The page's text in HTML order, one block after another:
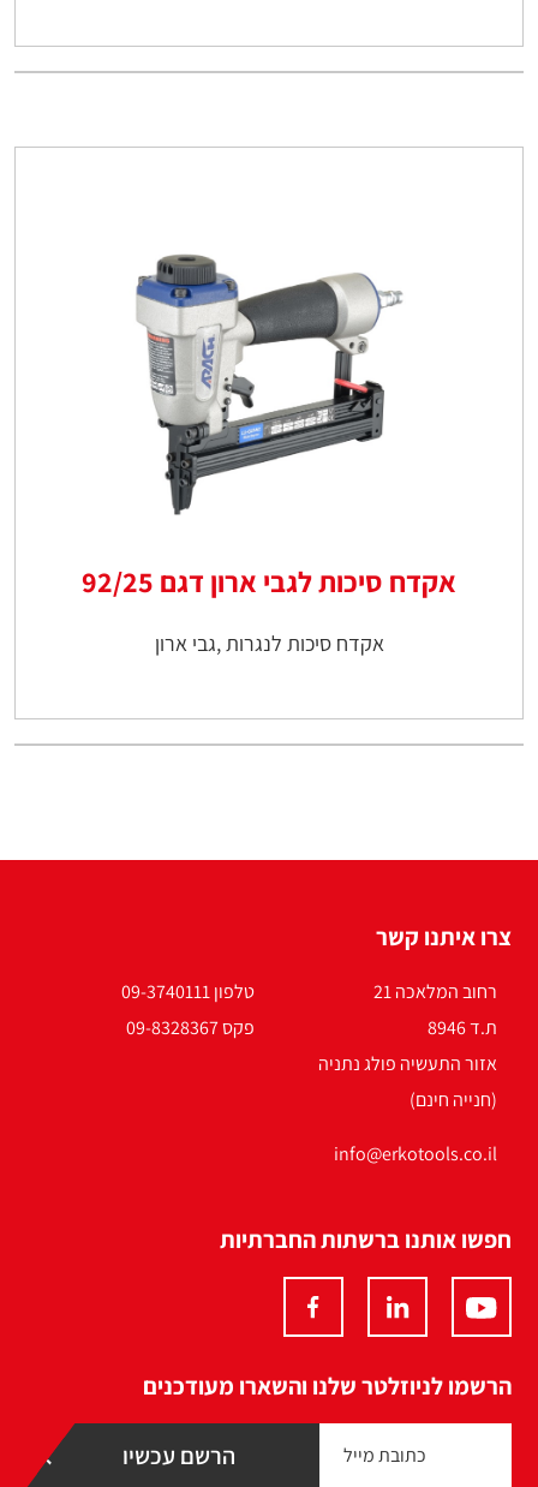
אקדח סיכות לגבי ארון דגם 92/25
אקדח סיכות לנגרות ,גבי ארון
צרו איתנו קשר
רחוב המלאכה 21
ת.ד 8946
אזור התעשיה פולג נתניה
(חנייה חינם)
טלפון 09-3740111
פקס 09-8328367
info@erkotools.co.il
חפשו אותנו ברשתות החברתיות
הרשמו לניוזלטר שלנו והשארו מעודכנים